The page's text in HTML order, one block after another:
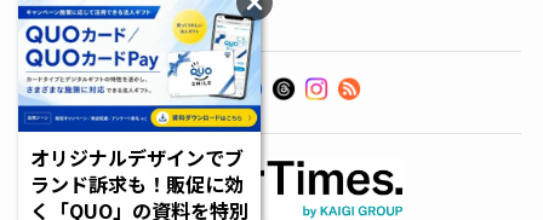
利用者情報の外部送信について
オリジナルデザインでブ
ランド訴求も！販促に効
く「QUO」の資料を特別